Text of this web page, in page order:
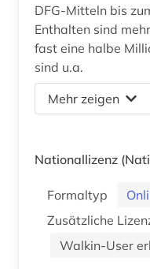
DFG-Mitteln bis
Enthalten sind
fast eine halbe
sind u.a.
Mehr zeigen
Nationallizenz
Formaltyp
Zusätzliche
Walkin-User